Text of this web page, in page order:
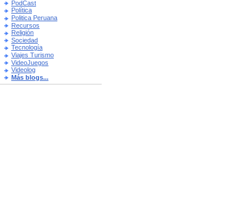
PodCast
Política
Politica Peruana
Recursos
Religión
Sociedad
Tecnología
Viajes Turismo
VideoJuegos
Videolog
Más blogs...